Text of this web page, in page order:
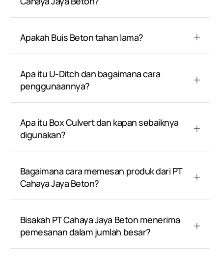
Apakah Buis Beton tahan lama?
Apa itu U-Ditch dan bagaimana cara
penggunaannya?
Apa itu Box Culvert dan kapan sebaiknya
digunakan?
Bagaimana cara memesan produk dari PT
Cahaya Jaya Beton?
Bisakah PT Cahaya Jaya Beton menerima
pemesanan dalam jumlah besar?